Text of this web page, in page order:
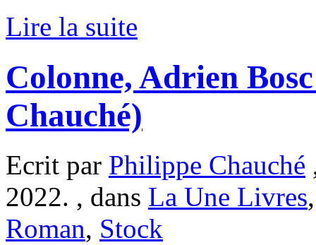
Lire la suite
Colonne, Adrien
Chauché)
Ecrit par Philippe Chauché
2022. , dans La Une Livres
Roman, Stock